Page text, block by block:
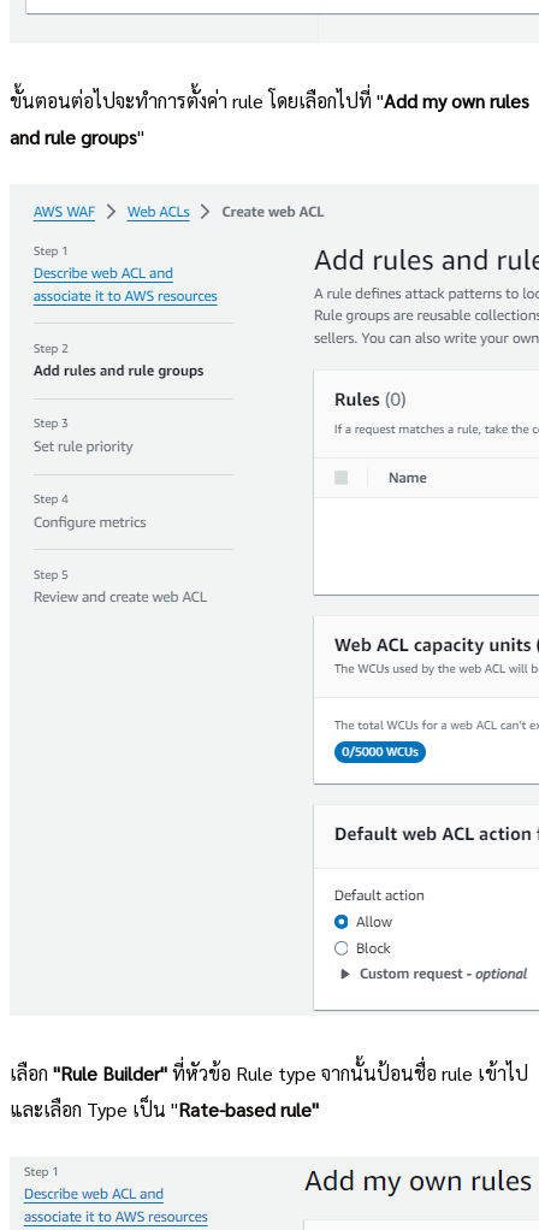
ขั้นตอนต่อไปจะทำการตั้งค่า rule โดยเลือกไปที่ "Add my own rules
and rule groups"
เลือก "Rule Builder"ที่หัวข้อ Rule type จากนั้นป้อนชื่อ rule เข้าไป
และเลือก Type เป็น "Rate-based rule"